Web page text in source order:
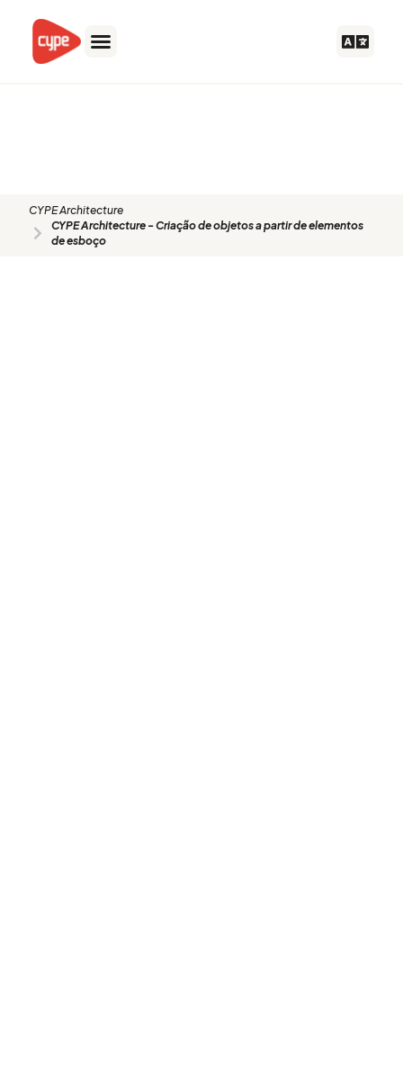
content
CYPE Architecture
CYPE Architecture - Criação de objetos a partir de elementos
de esboço